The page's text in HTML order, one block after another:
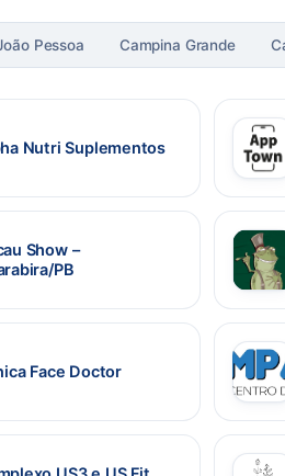
Pessoa Campina Grande
Nutri Suplementos
aba) (abre
Show –
PB
aba)
Face Doctor
aba) (abre